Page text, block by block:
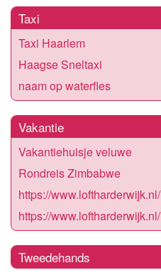
Taxi
Taxi Haarlem
Haagse Sneltaxi
naam op waterfles
Vakantie
Vakantiehuisje veluwe
Rondreis Zimbabwe
https://www.loftharderwijk.nl/
https://www.loftharderwijk.nl/
Tweedehands